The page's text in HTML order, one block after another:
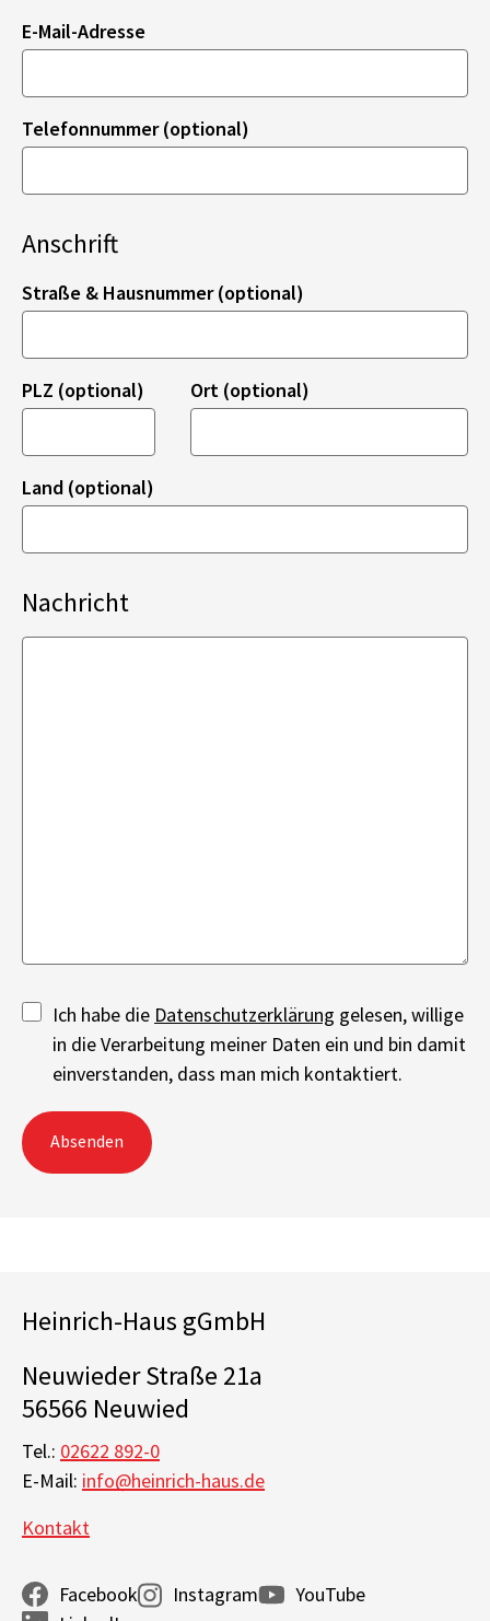
E-Mail-Adresse
Telefonnummer (optional)
Anschrift
Straße & Hausnummer (optional)
PLZ (optional) Ort (optional)
Land (optional)
Nachricht
Ich habe die Datenschutzerklärung gelesen, willige
in die Verarbeitung meiner Daten ein und bin damit
einverstanden, dass man mich kontaktiert.
Absenden
Heinrich-Haus gGmbH
Neuwieder Straße 21a
56566 Neuwied
Tel.: 02622 892-0
E-Mail: info@heinrich-haus.de
Kontakt
Facebook Instagram
YouTube